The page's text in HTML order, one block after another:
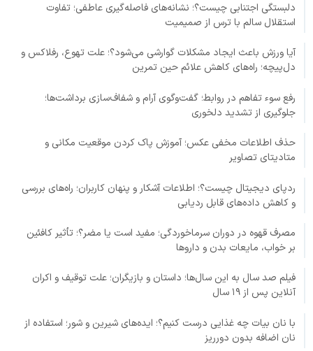
دلبستگی اجتنابی چیست؟؛ نشانه‌های فاصله‌گیری عاطفی؛ تفاوت
استقلال سالم با ترس از صمیمیت
آیا ورزش باعث ایجاد مشکلات گوارشی می‌شود؟؛ علت تهوع، رفلاکس و
دل‌پیچه؛ راه‌های کاهش علائم حین تمرین
رفع سوء تفاهم در روابط؛ گفت‌وگوی آرام و شفاف‌سازی برداشت‌ها؛
جلوگیری از تشدید دلخوری
حذف اطلاعات مخفی عکس؛ آموزش پاک کردن موقعیت مکانی و
متادیتای تصاویر
ردپای دیجیتال چیست؟؛ اطلاعات آشکار و پنهان کاربران؛ راه‌های بررسی
و کاهش داده‌های قابل ردیابی
مصرف قهوه در دوران سرماخوردگی؛ مفید است یا مضر؟؛ تأثیر کافئین
بر خواب، مایعات بدن و داروها
فیلم صد سال به این سال‌ها؛ داستان و بازیگران؛ علت توقیف و اکران
آنلاین پس از ۱۹ سال
با نان بیات چه غذایی درست کنیم؟؛ ایده‌های شیرین و شور؛ استفاده از
نان اضافه بدون دورریز